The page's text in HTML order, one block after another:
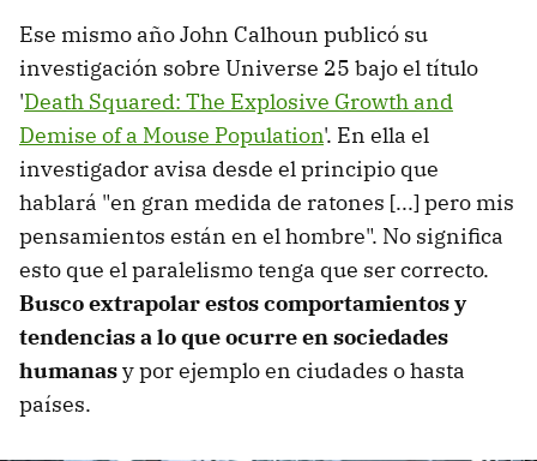
Ese mismo año John Calhoun publicó su
investigación sobre Universe 25 bajo el título
'Death Squared: The Explosive Growth and
Demise of a Mouse Population'. En ella el
investigador avisa desde el principio que
hablará "en gran medida de ratones [...] pero mis
pensamientos están en el hombre". No significa
esto que el paralelismo tenga que ser correcto.
Busco extrapolar estos comportamientos y
tendencias a lo que ocurre en sociedades
humanasy por ejemplo en ciudades o hasta
países.